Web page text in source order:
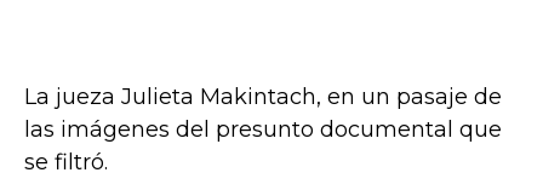
La jueza Julieta Makintach, en un pasaje de
las imágenes del presunto documental que
se filtró.